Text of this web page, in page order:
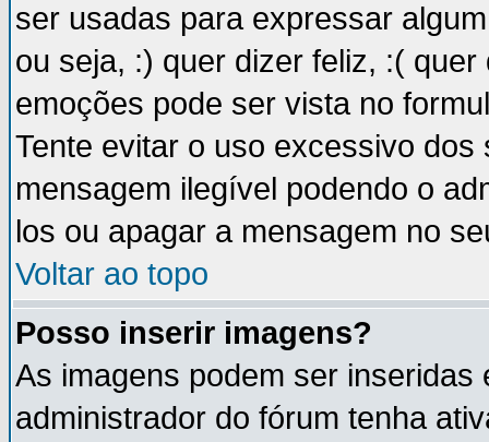
ser usadas para expressar
ou seja, :) quer dizer feliz, :(
emoções pode ser vista no
Tente evitar o uso excessivo
mensagem ilegível podendo o
los ou apagar a mensagem no
Voltar ao topo
Posso inserir imagens?
As imagens podem ser
administrador do fórum tenha